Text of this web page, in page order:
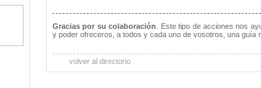
Gracias por su colaboración
. Este tipo de acciones nos
y poder ofreceros, a todos y cada uno de vosotros, una guía
volver al directorio